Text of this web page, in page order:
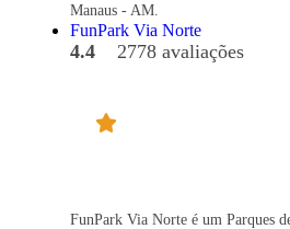
Manaus - AM.
FunPark Via Norte
4.4 2778 avaliações
FunPark Via Norte é um Parques